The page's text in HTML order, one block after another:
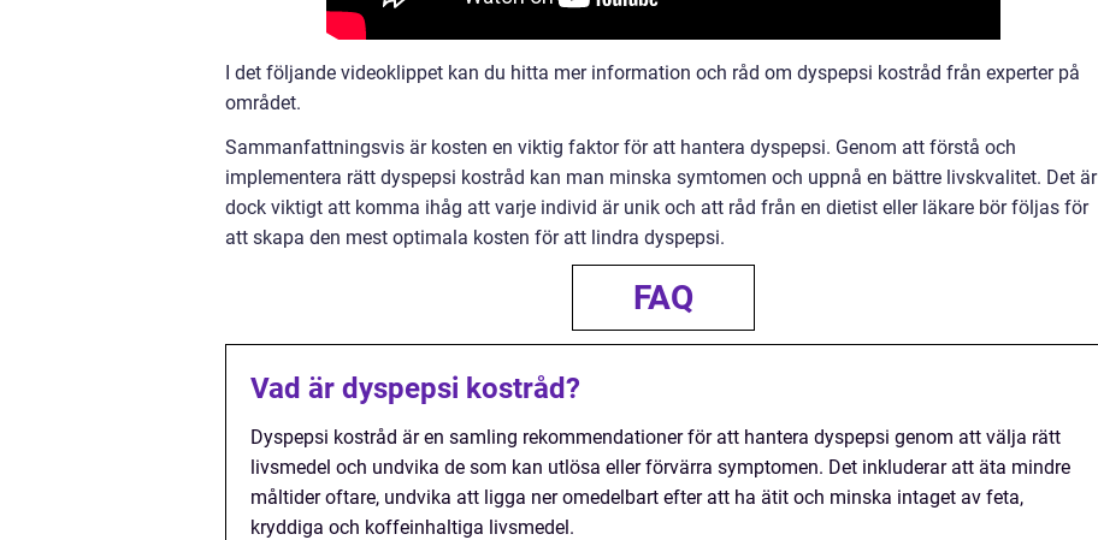
I det följande videoklippet kan du hitta mer information och råd om dyspepsi kostråd från experter på
området.
Sammanfattningsvis är kosten en viktig faktor för att hantera dyspepsi. Genom att förstå och
implementera rätt dyspepsi kostråd kan man minska symtomen och uppnå en bättre livskvalitet. Det är
dock viktigt att komma ihåg att varje individ är unik och att råd från en dietist eller läkare bör följas för
att skapa den mest optimala kosten för att lindra dyspepsi.
FAQ
Vad är dyspepsi kostråd?
Dyspepsi kostråd är en samling rekommendationer för att hantera dyspepsi genom att välja rätt
livsmedel och undvika de som kan utlösa eller förvärra symptomen. Det inkluderar att äta mindre
måltider oftare, undvika att ligga ner omedelbart efter att ha ätit och minska intaget av feta,
kryddiga och koffeinhaltiga livsmedel.